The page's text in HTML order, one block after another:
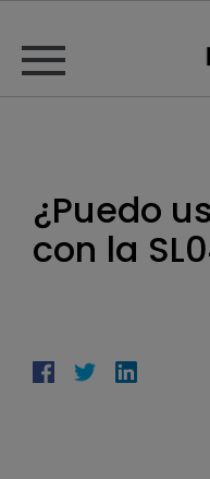
¿Puedo
con la